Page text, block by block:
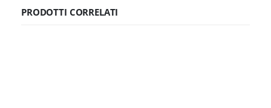
PRODOTTI CORRELATI